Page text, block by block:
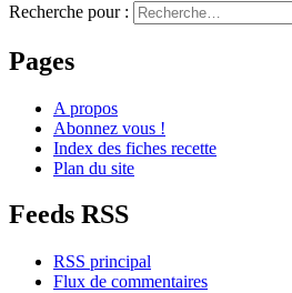
Recherche pour :
Pages
A propos
Abonnez vous !
Index des fiches recette
Plan du site
Feeds RSS
RSS principal
Flux de commentaires